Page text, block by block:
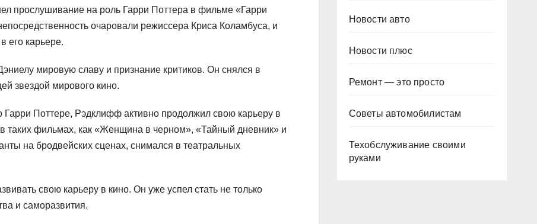
прослушивание на роль Гарри Поттера в фильме «Гарри
очаровали режиссера Криса Коламбуса, и
его карьере.
мировую славу и признание критиков. Он снялся в
звездой мирового кино.
Поттере, Рэдклифф активно продолжил свою карьеру в
таких фильмах, как «Женщина в черном», «Тайный дневник» и
на бродвейских сценах, снимался в театральных
свою карьеру в кино. Он уже успел стать не только
и саморазвития.
Новости авто
Новости плюс
Ремонт — это просто
Советы автомобилистам
Техобслуживание своими
руками